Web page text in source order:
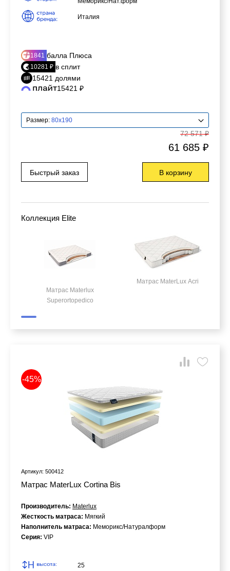
Италия
1841 балла Плюса
10281 ₽ в сплит
15421 долями
15421 ₽
Размер: 80x190
Быстрый заказ В корзину
72 571 ₽
61 685 ₽
Коллекция Elite
Матрас Materlux
Superortopedico
Матрас MaterLux Аcri
-45%
Артикул: 500412
Матрас MaterLux Cortina Bis
25
Производитель: Materlux
Жесткость матраса: Мягкий
Наполнитель матраса: Меморикс/Натуралформ
Серия: VIP